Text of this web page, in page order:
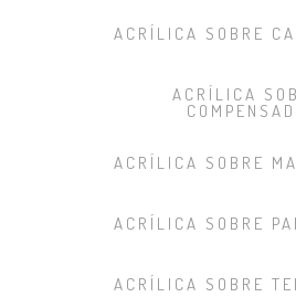
ACRÍLICA SOBRE
ACRÍLICA
ACRÍLICA SOBRE
ACRÍLICA SOBRE
ACRÍLICA SOBRE